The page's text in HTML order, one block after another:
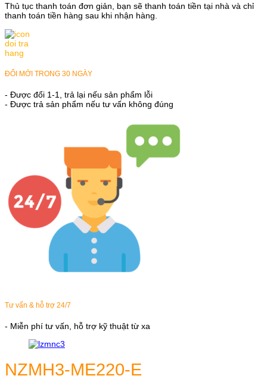
Thủ tục thanh toán đơn giản, bạn sẽ thanh toán tiền tại nhà và chỉ
thanh toán tiền hàng sau khi nhận hàng.
ĐỔI MỚI TRONG 30 NGÀY
- Được đổi 1-1, trả lại nếu sản phẩm lỗi
- Được trả sản phẩm nếu tư vấn không đúng
Tư vấn & hỗ trợ 24/7
- Miễn phí tư vấn, hỗ trợ kỹ thuật từ xa
NZMH3-ME220-E